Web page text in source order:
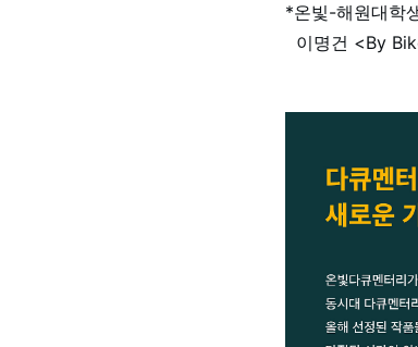
*온빛-해원대학
이명건 <By